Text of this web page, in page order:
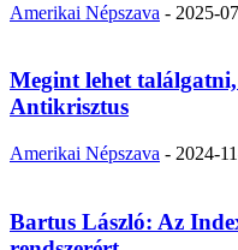
Amerikai Népszava - 2025-
Megint lehet
Antikrisztus
Amerikai Népszava - 2024-
Bartus László: Az